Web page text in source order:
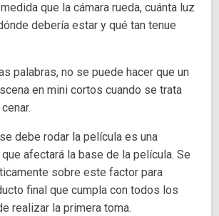
que la cámara rueda, cuánta luz
debería estar y qué tan tenue
palabras, no se puede hacer que un
en mini cortos cuando se trata
debe rodar la película es una
afectará la base de la película. Se
sobre este factor para
final que cumpla con todos los
realizar la primera toma.